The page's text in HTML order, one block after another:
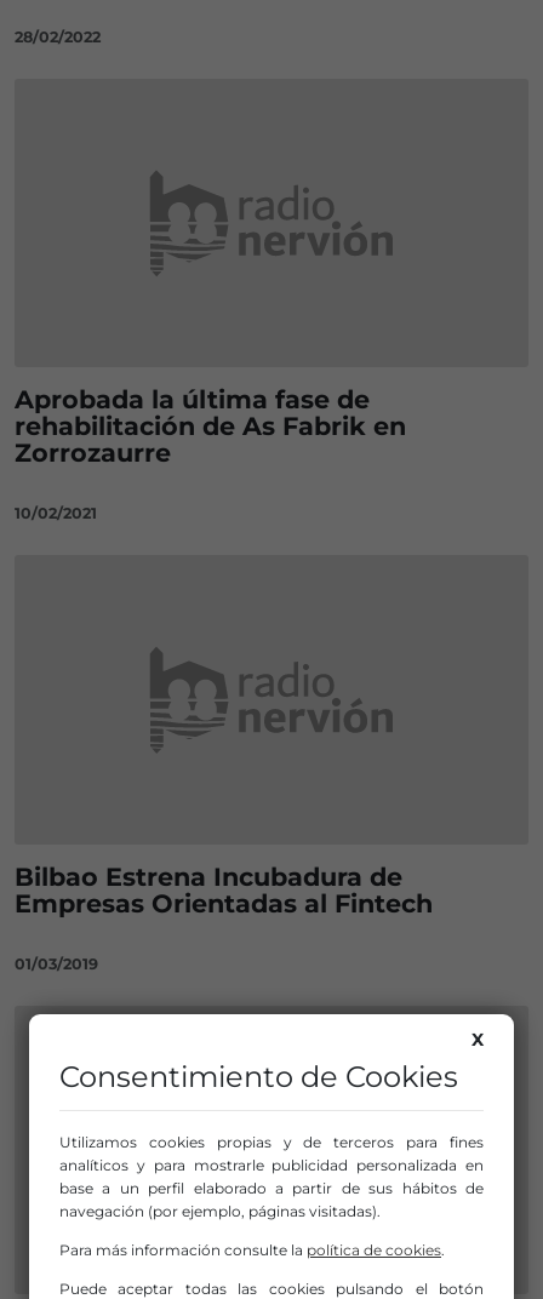
28/02/2022
Aprobada la última fase de
rehabilitación de As Fabrik en
Zorrozaurre
10/02/2021
Bilbao Estrena Incubadura de
Empresas Orientadas al Fintech
01/03/2019
X
Consentimiento de Cookies
Utilizamos cookies propias y de terceros para fines
analíticos y para mostrarle publicidad personalizada en
base a un perfil elaborado a partir de sus hábitos de
navegación (por ejemplo, páginas visitadas).
Para más información consulte la política de cookies.
Puede aceptar todas las cookies pulsando el botón